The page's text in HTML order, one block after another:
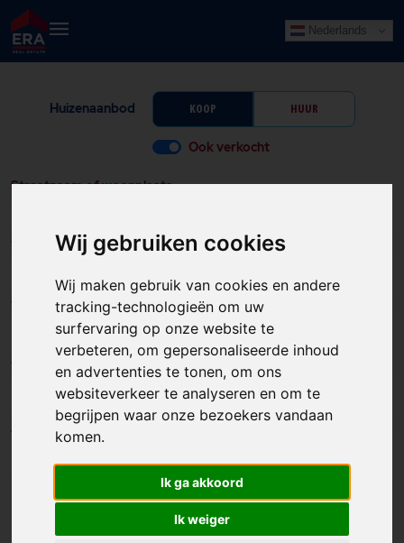
Wij gebruiken cookies
Wij maken gebruik van cookies en andere
tracking-technologieën om uw
surfervaring op onze website te
verbeteren, om gepersonaliseerde inhoud
en advertenties te tonen, om ons
websiteverkeer te analyseren en om te
begrijpen waar onze bezoekers vandaan
komen.
Ik ga akkoord
Ik weiger
Nederlands
Huizenaanbod KOOP HUUR
Ook verkocht
Straatnaam of woonplaats
Vanaf
Tot
Type woning
Aantal kamers
ERA Garantie